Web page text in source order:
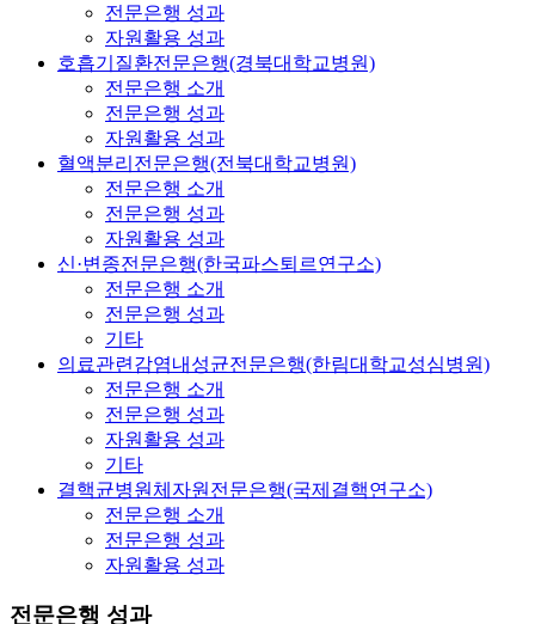
전문은행 성과
자원활용 성과
호흡기질환전문은행(경북대학교병원)
전문은행 소개
전문은행 성과
자원활용 성과
혈액분리전문은행(전북대학교병원)
전문은행 소개
전문은행 성과
자원활용 성과
신·변종전문은행(한국파스퇴르연구소)
전문은행 소개
전문은행 성과
기타
의료관련감염내성균전문은행(한림대학교성심병원)
전문은행 소개
전문은행 성과
자원활용 성과
기타
결핵균병원체자원전문은행(국제결핵연구소)
전문은행 소개
전문은행 성과
자원활용 성과
전문은행 성과